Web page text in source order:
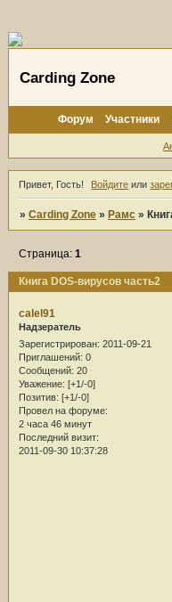
Carding Zone
Форум Участники
Привет, Гость! Войдите или
»Carding Zone » Рамс »
Книга DOS-вирусов часть2
Страница:1
calel91
Надзератель
Зарегистрирован: 2011-09-21
Приглашений: 0
Сообщений: 20
Уважение: [+1/-0]
Позитив: [+1/-0]
Провел на форуме:
2 часа 46 минут
Последний визит:
2011-09-30 10:37:28